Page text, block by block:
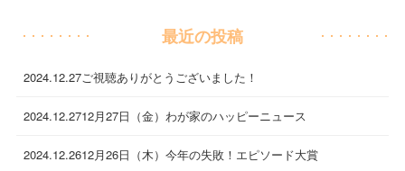
最近の投稿
2024.12.27ご視聴ありがとうございました！
2024.12.2712月27日（金）わが家のハッピーニュース
2024.12.2612月26日（木）今年の失敗！エピソード大賞